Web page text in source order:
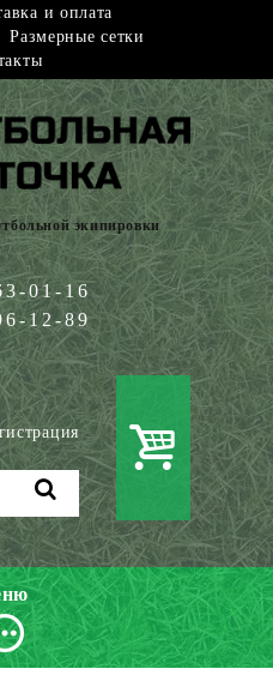
и оплата
Размерные сетки
экипировки
01-16
12-89